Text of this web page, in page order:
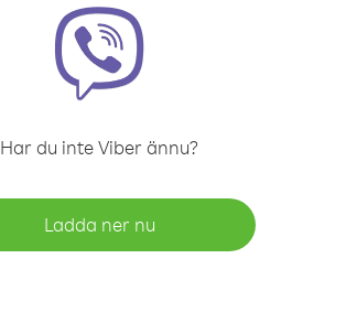
Har du inte Viber ännu?
Ladda ner nu